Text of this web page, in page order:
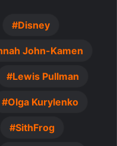
Disney
John-Kamen
Lewis Pullman
Olga Kurylenko
SithFrog